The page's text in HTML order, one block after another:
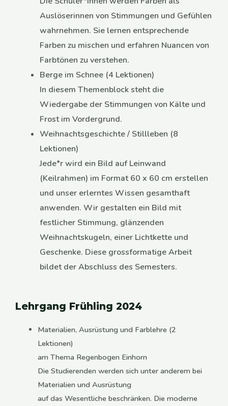
Auslöserinnen von Stimmungen und Gefühlen
wahrnehmen. Sie lernen entsprechende
Farben zu mischen und erfahren Nuancen von
Farbtönen zu verstehen.
Berge im Schnee (4 Lektionen)
In diesem Themenblock steht die
Wiedergabe der Stimmungen von Kälte und
Frost im Vordergrund.
Weihnachtsgeschichte / Stillleben (8
Lektionen)
Jede*r wird ein Bild auf Leinwand
(Keilrahmen) im Format 60 x 60 cm erstellen
und unser erlerntes Wissen gesamthaft
anwenden. Wir gestalten ein Bild mit
festlicher Stimmung, glänzenden
Weihnachtskugeln, einer Lichtkette und
Geschenke. Diese grossformatige Arbeit
bildet der Abschluss des Semesters.
Lehrgang Frühling 2024
Materialien, Ausrüstung und Farblehre (2
Lektionen)
am Thema Regenbogen Einhorn
Die Studierenden werden sich unter anderem bei
Materialien und Ausrüstung
auf das Wesentliche beschränken. Die moderne